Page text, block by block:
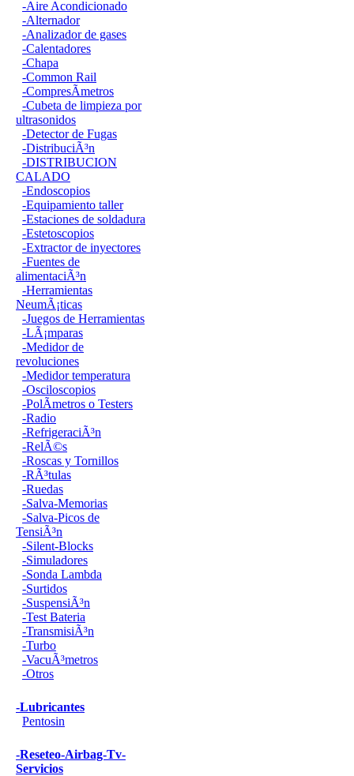
-Aire Acondicionado
-Alternador
-Analizador de gases
-Calentadores
-Chapa
-Common Rail
-CompresÃ­metros
-Cubeta de limpieza por
ultrasonidos
-Detector de Fugas
-DistribuciÃ³n
-DISTRIBUCION
CALADO
-Endoscopios
-Equipamiento taller
-Estaciones de soldadura
-Estetoscopios
-Extractor de inyectores
-Fuentes de
alimentaciÃ³n
-Herramientas
NeumÃ¡ticas
-Juegos de Herramientas
-LÃ¡mparas
-Medidor de
revoluciones
-Medidor temperatura
-Osciloscopios
-PolÃ­metros o Testers
-Radio
-RefrigeraciÃ³n
-RelÃ©s
-Roscas y Tornillos
-RÃ³tulas
-Ruedas
-Salva-Memorias
-Salva-Picos de
TensiÃ³n
-Silent-Blocks
-Simuladores
-Sonda Lambda
-Surtidos
-SuspensiÃ³n
-Test Bateria
-TransmisiÃ³n
-Turbo
-VacuÃ³metros
-Otros
-Lubricantes
Pentosin
-Reseteo-Airbag-Tv-
Servicios